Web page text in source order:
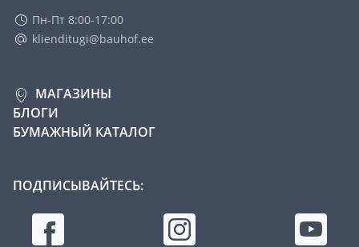
Пн-Пт 8:00-17:00
klienditugi@bauhof.ee
МАГАЗИНЫ
БЛОГИ
БУМАЖНЫЙ КАТАЛОГ
ПОДПИСЫВАЙТЕСЬ: